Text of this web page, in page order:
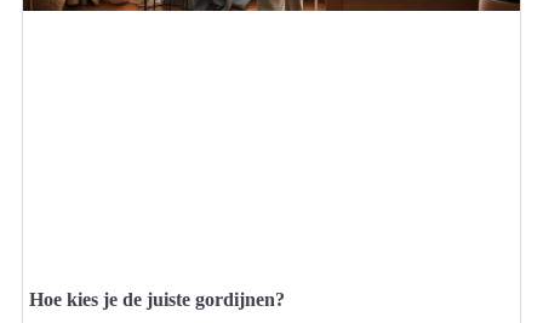
Hoe kies je de juiste gordijnen?